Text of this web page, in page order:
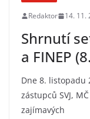
Redaktor 14. 11.
Shrnutí
a FINEP
Dne 8. listopadu
zástupců SVJ,
zajímavých